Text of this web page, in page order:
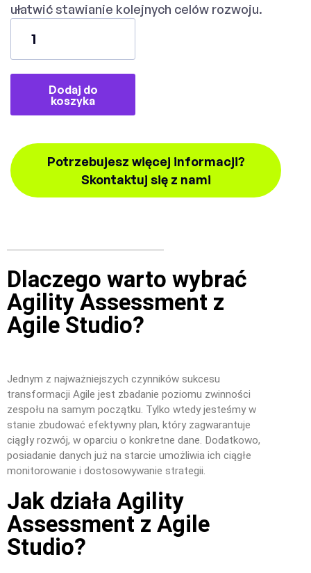
ułatwić stawianie kolejnych celów rozwoju.
Dodaj do
koszyka
Potrzebujesz więcej informacji?
Skontaktuj się z nami
Dlaczego warto wybrać
Agility Assessment z
Agile Studio?
Jednym z najważniejszych czynników sukcesu
transformacji Agile jest zbadanie poziomu zwinności
zespołu na samym początku. Tylko wtedy jesteśmy w
stanie zbudować efektywny plan, który zagwarantuje
ciągły rozwój, w oparciu o konkretne dane. Dodatkowo,
posiadanie danych już na starcie umożliwia ich ciągłe
monitorowanie i dostosowywanie strategii.
Jak działa Agility
Assessment z Agile
Studio?